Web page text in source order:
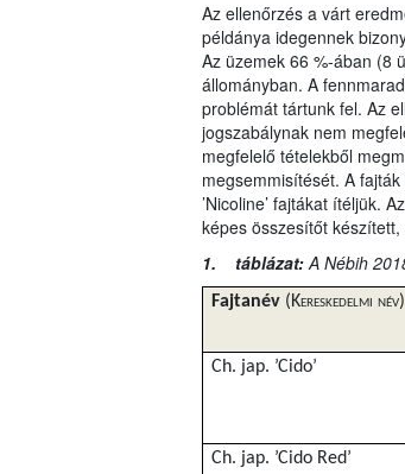
Az ellenőrzés a várt
példánya idegennek
Az üzemek 66 %-ában (8
állományban. A
problémát tártunk fel. Az
jogszabálynak nem
megfelelő tételekből
megsemmisítését. A
’Nicoline’ fajtákat ítéljük.
képes összesítőt
1. táblázat:A Nébih
Fajtanév(Kereskedelmi név)
Ch. jap. ’Cido’
Ch. jap. ’Cido Red’